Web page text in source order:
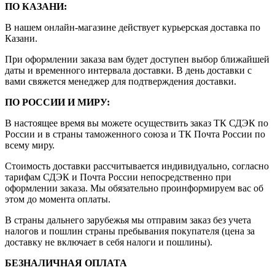
ПО КАЗАНИ:
В нашем онлайн-магазине действует курьерская доставка по
Казани.
При оформлении заказа вам будет доступен выбор ближайшей
даты и временного интервала доставки. В день доставки с
вами свяжется менеджер для подтверждения доставки.
ПО РОССИИ И МИРУ:
В настоящее время вы можете осуществить заказ ТК СДЭК по
России и в страны таможенного союза и ТК Почта России по
всему миру.
Стоимость доставки рассчитывается индивидуально, согласно
тарифам СДЭК и Почта России непосредственно при
оформлении заказа. Мы обязательно проинформируем вас об
этом до момента оплаты.
В страны дальнего зарубежья мы отправим заказ без учета
налогов и пошлин страны пребывания покупателя (цена за
доставку не включает в себя налоги и пошлины).
БЕЗНАЛИЧНАЯ ОПЛАТА